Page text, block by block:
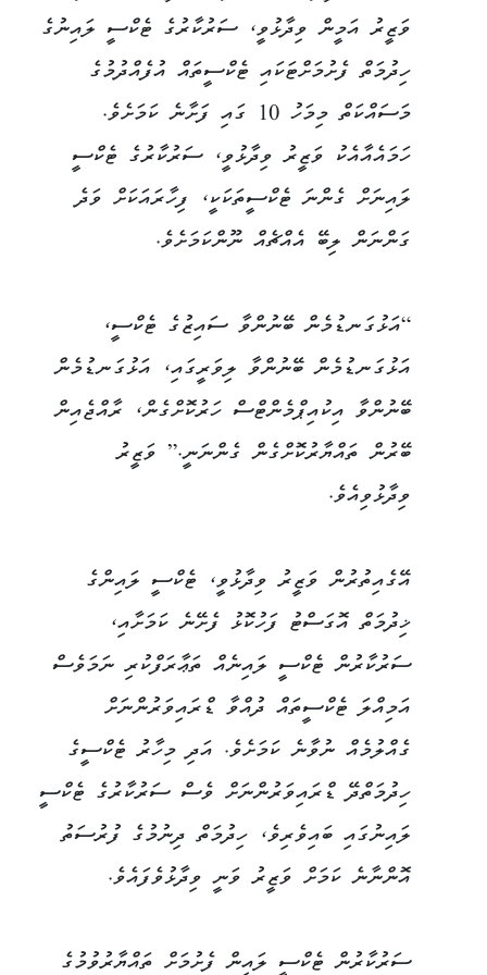
ވަޒީރު އަމީން ވިދާޅުވީ، ސަރުކާރުގެ ޓެކްސީ ލައިނުގެ
ހިދުމަތް ފެށުމަށްޓަކައި ޓެކްސީތައް އުފެއްދުމުގެ
މަސައްކަތް މިމަހު 10 ގައި ފަށާނެ ކަމަށެވެ.
ހަމައެއާއެކު ވަޒީރު ވިދާޅުވީ، ސަރުކާރުގެ ޓެކްސީ
ލައިނަށް ގެންނަ ޓެކްސީތަކަކީ، ފިހާރައަކަށް ވަދެ
ގަންނަން ލިބޭ އެއްޗެއް ނޫންކަމަށެވެ.
“އަޅުގަނޑުމެން ބޭނުންވާ ސައިޒުގެ ޓެކްސީ،
އަޅުގަނޑުމެން ބޭނުންވާ ލިވަރީގައި، އަޅުގަނޑުމެން
ބޭނުންވާ އިކުއިޕްމެންޓްސް ހަރުކޮށްގެން، ރާއްޖެއިން
ބޭރުން ތައްޔާރުކޮށްގެން ގެންނަނީ.” ވަޒީރު
ވިދާޅުވިއެވެ.
އޭގެއިތުރުން ވަޒީރު ވިދާޅުވީ، ޓެކްސީ ލައިންގެ
ޚިދުމަތް އޮގަސްޓު ފަހުކޮޅު ފެށޭނެ ކަމަށާއި،
ސަރުކާރުން ޓެކްސީ ލައިނެއް ތަޢާރަފްކުރި ނަމަވެސް
އަމިއްލަ ޓެކްސީތައް ދުއްވާ ޑްރައިވަރުންނަށް
ގެއްލުމެއް ނުވާނެ ކަމަށެވެ. އަދި މިހާރު ޓެކްސީގެ
ހިދުމަތްދޭ ޑްރައިވަރުންނަށް ވެސް ސަރުކާރުގެ ޓެކްސީ
ލައިނުގައި ބައިވެރިވެ، ހިދުމަތް ދިނުމުގެ ފުރުސަތު
އޮންނާނެ ކަމަށް ވަޒީރު ވަނީ ވިދާޅުވެފައެވެ.
ސަރުކާރުން ޓެކްސީ ލައިން ފެށުމަށް ތައްޔާރުވުމުގެ